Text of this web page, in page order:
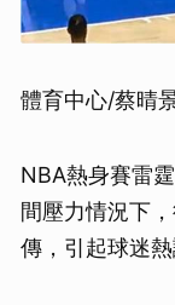
體育中心/蔡晴
NBA熱身賽雷
間壓力情況下
傳，引起球迷